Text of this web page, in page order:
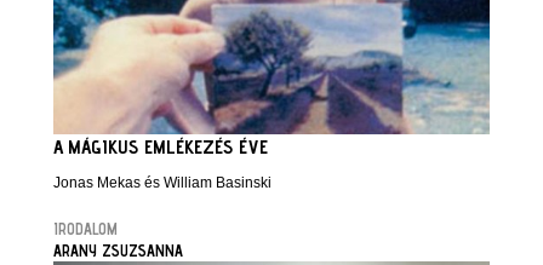
A MÁGIKUS EMLÉKEZÉS ÉVE
Jonas Mekas és William Basinski
IRODALOM
ARANY ZSUZSANNA